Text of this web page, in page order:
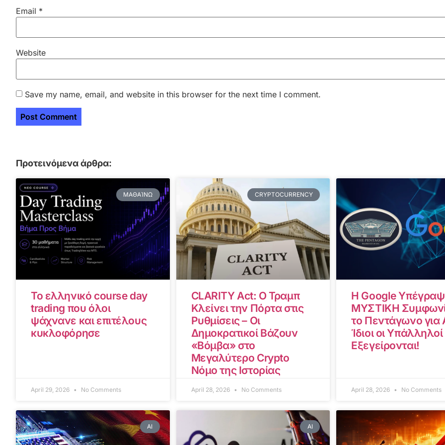
Email *
Website
Save my name, email, and website in this browser for the next time I comment.
Προτεινόμενα άρθρα:
ΜΑΘΑΊΝΩ
Το ελληνικό course day
trading που όλοι
ψάχνανε και επιτέλους
κυκλοφόρησε
April 29, 2026 No Comments
CRYPTOCURRENCY
CLARITY Act: Ο Τραμπ
Κλείνει την Πόρτα στις
Ρυθμίσεις – Οι
Δημοκρατικοί Βάζουν
«Βόμβα» στο
Μεγαλύτερο Crypto
Νόμο της Ιστορίας
April 28, 2026 No Comments
Η Google
ΜΥΣΤΙΚΗ
το Πεντάγωνο για
Ίδιοι οι
Εξεγείρονται!
April 28, 2026 No Comments
AI AI